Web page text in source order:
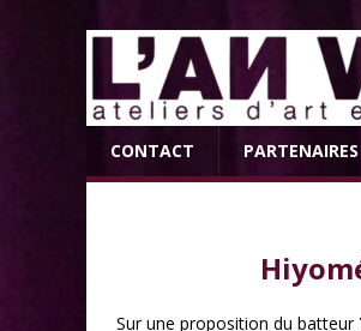
CONTACT PARTENAIRES
Sur une proposition du batteur